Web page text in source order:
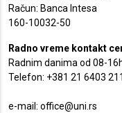
Račun: Banca Intesa
160-10032-50
Radno vreme kontakt
Radnim danima od 08-
Telefon: +381 21 6403 211
e-mail: office@uni.rs